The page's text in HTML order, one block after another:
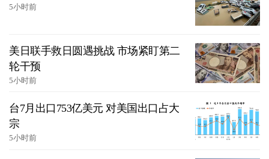
5小时前
美日联手救日圆遇挑战 市场紧盯第二
轮干预
5小时前
台7月出口753亿美元 对美国出口占大
宗
5小时前